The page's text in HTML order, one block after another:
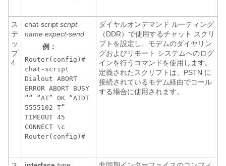
ス
テ
ッ
プ
4
chat-script script-
name expect-send
例：
Router(config)#
chat-script
Dialout ABORT
ERROR ABORT BUSY
““ “AT” OK “ATDT
5555102 T”
TIMEOUT 45
CONNECT \c
Router(config)#
ダイヤルオンデマンド ルーティング
（DDR）で使用するチャット スクリ
プトを設定し、モデムのダイヤリン
グおよびリモート システムへのログ
インを行うコマンドを使用します。
定義されたスクリプトは、PSTN に
接続されているモデム経由でコール
する場合に使用されます。